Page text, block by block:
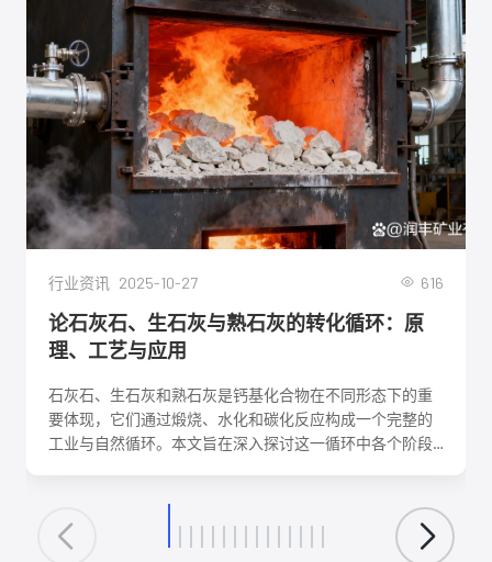
行业资讯 2025-10-27 616
论石灰石、生石灰与熟石灰的转化循环：原
理、工艺与应用
石灰石、生石灰和熟石灰是钙基化合物在不同形态下的重
要体现，它们通过煅烧、水化和碳化反应构成一个完整的
工业与自然循环。本文旨在深入探讨这一循环中各个阶段
优化生产工艺、降低能耗、实现资源可持续利用具有重要
意义。